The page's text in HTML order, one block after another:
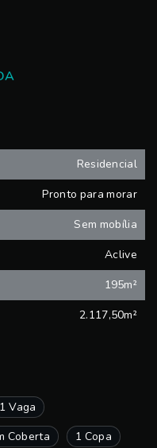
1 Vaga
Coberta
1 Copa
Residencial
Pronto para morar
Sem mobília
Aclive
195m²
2.117,50m²